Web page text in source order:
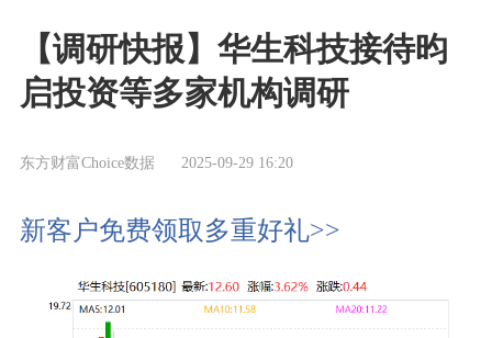
【调研快报】华生科技接待昀
启投资等多家机构调研
东方财富Choice数据 2025-09-29 16:20
新客户免费领取多重好礼>>